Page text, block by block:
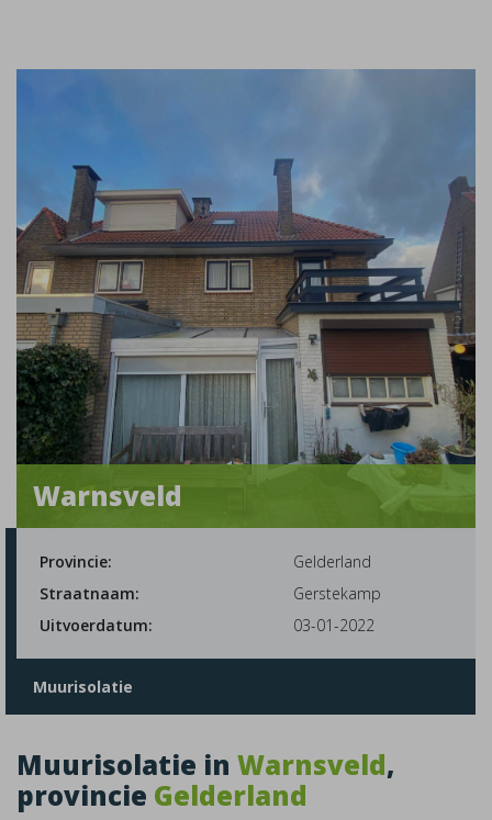
Warnsveld
Provincie:
Gelderland
Straatnaam:
Gerstekamp
Uitvoerdatum:
03-01-2022
Muurisolatie
Muurisolatie in Warnsveld,
provincie Gelderland